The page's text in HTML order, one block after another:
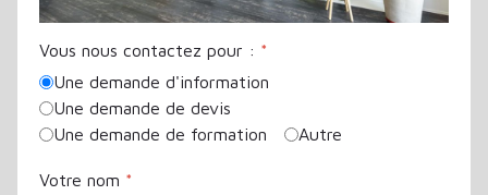
Vous nous contactez pour : *
Une demande d'information
Une demande de devis
Une demande de formation
Autre
Votre nom *